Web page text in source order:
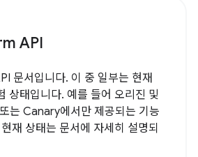
API
문서입니다. 이 중 일부는 현재
상태입니다. 예를 들어 오리진 및
는 Canary에서만 제공되는 기능
재 상태는 문서에 자세히 설명되